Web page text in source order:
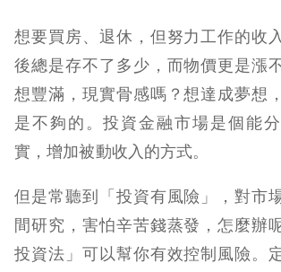
想要買房、退休，但努力工作的收
後總是存不了多少，而物價更是漲
想豐滿，現實骨感嗎？想達成夢想
是不夠的。投資金融市場是個能
實，增加被動收入的方式。
但是常聽到「投資有風險」，對市
間研究，害怕辛苦錢蒸發，怎麼辦
投資法」可以幫你有效控制風險。